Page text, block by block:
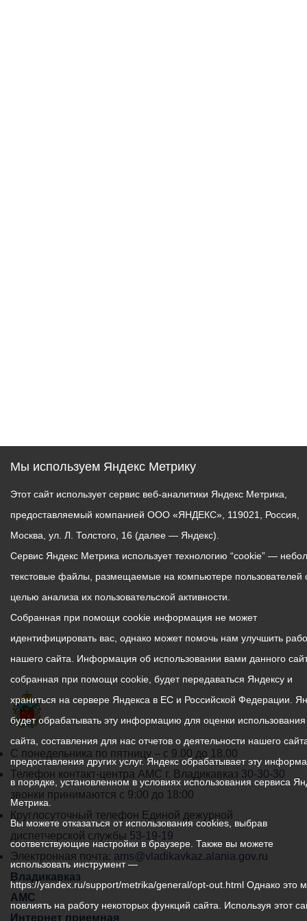
График
работы
администрации
местного
самоуправления
города
Владикавказ:
С понедельника по пятницу – с 9.00 до 18.00
Телефон контакт-центра АМС г. Владикавказ 30-30-30
звонки принимаются с 9:00 до 18:00
Круглосуточный телефон Единой дежурной
диспетчерской службы 53-19-19
Электронная почта: ams@vladikavkaz.alania.gov.ru
Владикавказ
АМС
Интернет приемная
Мы используем Яндекс Метрику
Этот сайт использует сервис веб-аналитики Яндекс Метрика,
предоставляемый компанией ООО «ЯНДЕКС», 119021, Россия,
Москва, ул. Л. Толстого, 16 (далее — Яндекс).
Сервис Яндекс Метрика использует технологию “cookie” —
текстовые файлы, размещаемые на компьютере пользователей
целью анализа их пользовательской активности.
Собранная при помощи cookie информация не может
идентифицировать вас, однако может помочь нам улучшить
нашего сайта. Информация об использовании вами данного
собранная при помощи cookie, будет передаваться Яндексу и
храниться на сервере Яндекса в ЕС и Российской Федерации.
будет обрабатывать эту информацию для оценки
сайта, составления для нас отчетов о деятельности нашего
предоставления других услуг. Яндекс обрабатывает эту
в порядке, установленном в условиях использования сервиса
Метрика.
Вы можете отказаться от использования cookies, выбрав
соответствующие настройки в браузере. Также вы можете
использовать инструмент —
https://yandex.ru/support/metrika/general/opt-out.html Однако это
повлиять на работу некоторых функций сайта. Используя этот